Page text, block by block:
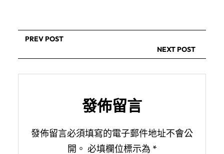
PREV POST
NEXT POST
發佈留言
發佈留言必須填寫的電子郵件地址不會公
開。 必填欄位標示為 *